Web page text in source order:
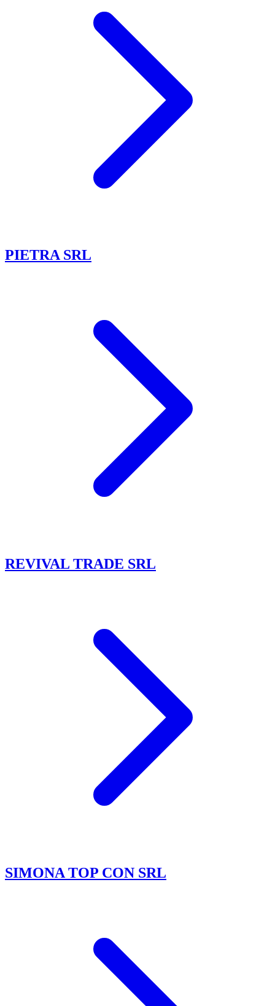
PIETRA SRL
REVIVAL TRADE SRL
SIMONA TOP CON SRL